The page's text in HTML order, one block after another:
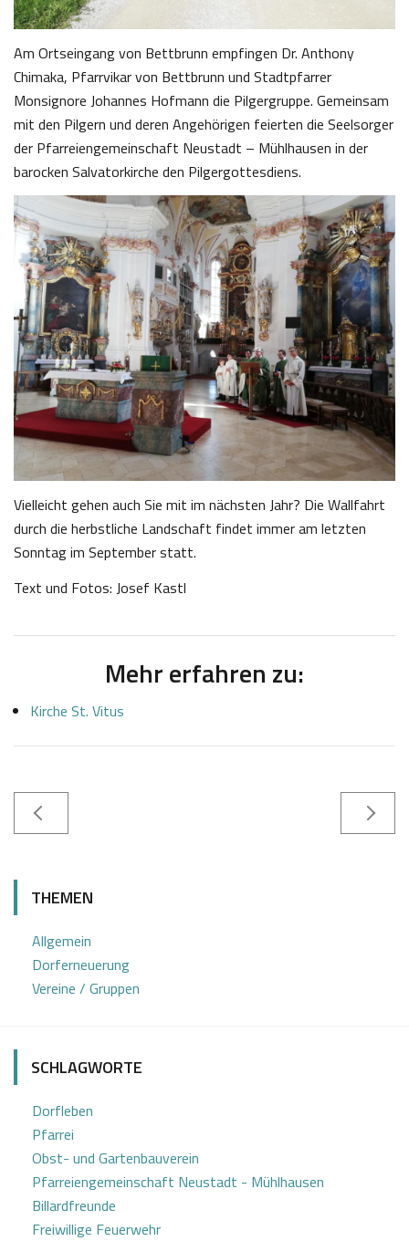
Am Ortseingang von Bettbrunn empfingen Dr. Anthony
Chimaka, Pfarrvikar von Bettbrunn und Stadtpfarrer
Monsignore Johannes Hofmann die Pilgergruppe. Gemeinsam
mit den Pilgern und deren Angehörigen feierten die Seelsorger
der Pfarreiengemeinschaft Neustadt – Mühlhausen in der
barocken Salvatorkirche den Pilgergottesdiens.
Vielleicht gehen auch Sie mit im nächsten Jahr? Die Wallfahrt
durch die herbstliche Landschaft findet immer am letzten
Sonntag im September statt.
Text und Fotos: Josef Kastl
Mehr erfahren zu:
Kirche St. Vitus
0
9
o
t
THEMEN
Allgemein
Dorferneuerung
Vereine / Gruppen
SCHLAGWORTE
Dorfleben
Pfarrei
Obst- und Gartenbauverein
Pfarreiengemeinschaft Neustadt - Mühlhausen
Billardfreunde
Freiwillige Feuerwehr